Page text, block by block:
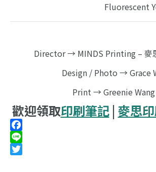
Fluorescent
Director → MINDS Printing – 麥
Design / Photo → Grace
Print → Greenie Wang
歡迎領取印刷筆記| 麥思
Facebook
Line